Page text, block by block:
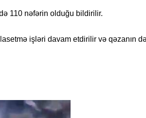
110 nəfərin olduğu bildirilir.
işləri davam etdirilir və qəzanın